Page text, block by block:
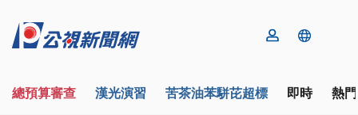
總預算審查 漢光演習 苦茶油苯駢芘超標 即時 熱